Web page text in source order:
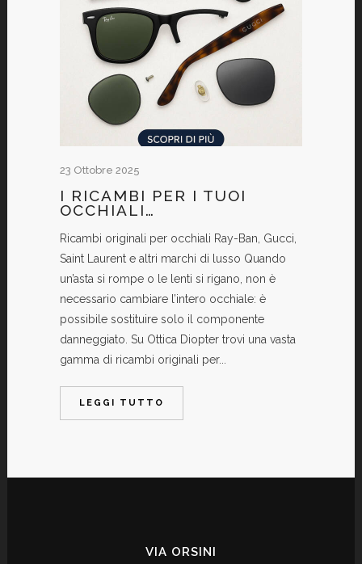
23 Ottobre 2025
I RICAMBI PER I TUOI
OCCHIALI…
Ricambi originali per occhiali Ray-Ban, Gucci,
Saint Laurent e altri marchi di lusso Quando
un’asta si rompe o le lenti si rigano, non è
necessario cambiare l’intero occhiale: è
possibile sostituire solo il componente
danneggiato. Su Ottica Diopter trovi una vasta
gamma di ricambi originali per...
LEGGI TUTTO
VIA ORSINI